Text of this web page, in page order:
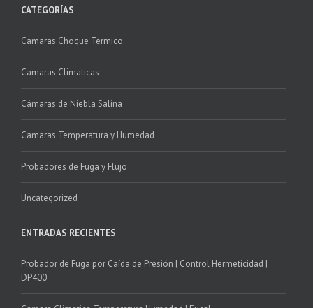
CATEGORÍAS
Camaras Choque Termico
Camaras Climaticas
Cámaras de Niebla Salina
Camaras Temperatura y Humedad
Probadores de Fuga y Flujo
Uncategorized
ENTRADAS RECIENTES
Probador de Fuga por Caída de Presión | Control Hermeticidad |
DP400